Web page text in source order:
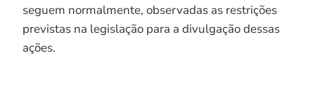
seguem normalmente, observadas as restrições
previstas na legislação para a divulgação dessas
ações.